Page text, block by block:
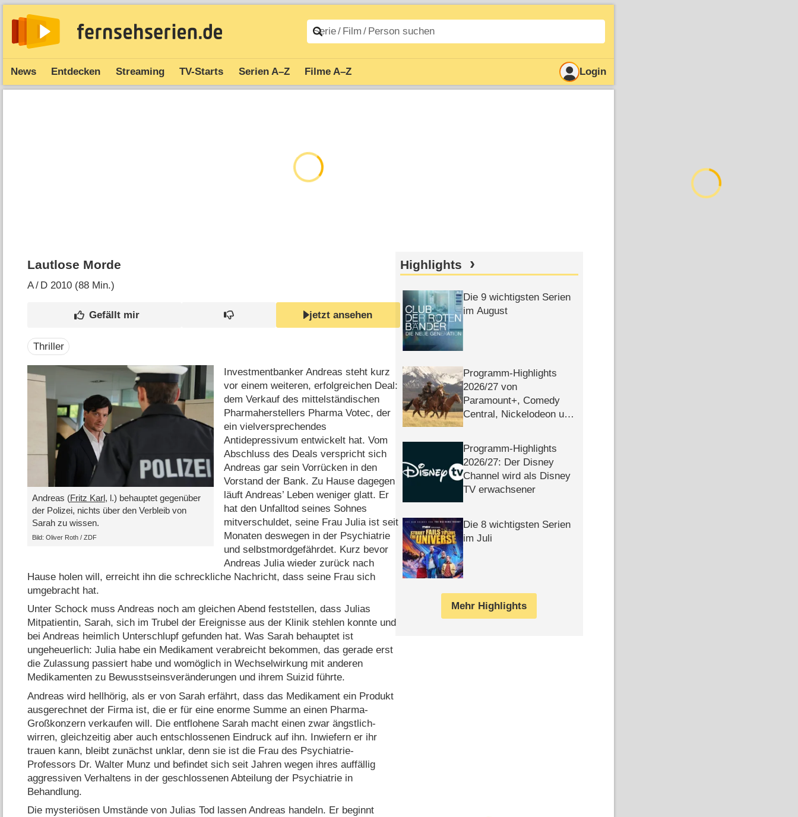
News Entdecken Streaming TV-Starts Serien A–Z Filme A–Z Login
Lautlose Morde
A/ D 2010 (88 Min.)
jetzt ansehen
Thriller
Andreas (Fritz Karl, l.) behauptet gegenüber
der Polizei, nichts über den Verbleib von
Sarah zu wissen.
Bild: Oliver Roth /​ ZDF
Investmentbanker Andreas steht kurz
vor einem weiteren, erfolgreichen Deal:
dem Verkauf des mittelständischen
Pharmaherstellers Pharma Votec, der
ein vielversprechendes
Antidepressivum entwickelt hat. Vom
Abschluss des Deals verspricht sich
Andreas gar sein Vorrücken in den
Vorstand der Bank. Zu Hause dagegen
läuft Andreas’ Leben weniger glatt. Er
hat den Unfalltod seines Sohnes
mitverschuldet, seine Frau Julia ist seit
Monaten deswegen in der Psychiatrie
und selbstmordgefährdet. Kurz bevor
Andreas Julia wieder zurück nach
Hause holen will, erreicht ihn die schreckliche Nachricht, dass seine Frau sich
umgebracht hat.
Unter Schock muss Andreas noch am gleichen Abend feststellen, dass Julias
Mitpatientin, Sarah, sich im Trubel der Ereignisse aus der Klinik stehlen konnte und
bei Andreas heimlich Unterschlupf gefunden hat. Was Sarah behauptet ist
ungeheuerlich: Julia habe ein Medikament verabreicht bekommen, das gerade erst
die Zulassung passiert habe und womöglich in Wechselwirkung mit anderen
Medikamenten zu Bewusstseinsveränderungen und ihrem Suizid führte.
Andreas wird hellhörig, als er von Sarah erfährt, dass das Medikament ein Produkt
ausgerechnet der Firma ist, die er für eine enorme Summe an einen Pharma-
Großkonzern verkaufen will. Die entflohene Sarah macht einen zwar ängstlich-
wirren, gleichzeitig aber auch entschlossenen Eindruck auf ihn. Inwiefern er ihr
trauen kann, bleibt zunächst unklar, denn sie ist die Frau des Psychiatrie-
Professors Dr. Walter Munz und befindet sich seit Jahren wegen ihres auffällig
aggressiven Verhaltens in der geschlossenen Abteilung der Psychiatrie in
Behandlung.
Die mysteriösen Umstände von Julias Tod lassen Andreas handeln. Er beginnt
Highlights
Die 9 wichtigsten Serien
im August
Programm-Highlights
2026/​27 von
Paramount+, Comedy
Central, Nickelodeon und
Programm-Highlights
2026/​27: Der Disney
Channel wird als Disney
TV erwachsener
Die 8 wichtigsten Serien
im Juli
Mehr Highlights